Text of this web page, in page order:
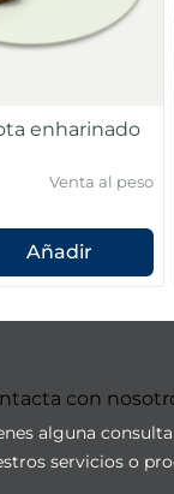
enharinado
Venta al peso
Añadir
con
alguna
servicios o